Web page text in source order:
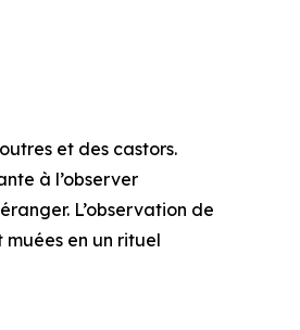
et des castors.
à l’observer
L’observation de
muées en un rituel